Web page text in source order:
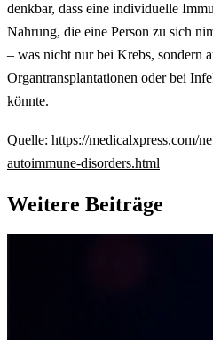
denkbar, dass eine individuelle
Nahrung, die eine Person zu sich
– was nicht nur bei Krebs, sondern
Organtransplantationen oder bei
könnte.
Quelle: https://medicalxpress.com/
autoimmune-disorders.html
Weitere Beiträge